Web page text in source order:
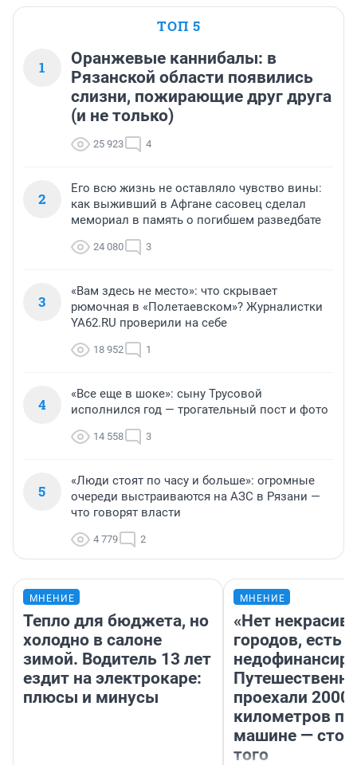
ТОП 5
1
Оранжевые каннибалы: в
Рязанской области появились
слизни, пожирающие друг друга
(и не только)
25 923 4
2
Его всю жизнь не оставляло чувство вины:
как выживший в Афгане сасовец сделал
мемориал в память о погибшем разведбате
24 080 3
3
«Вам здесь не место»: что скрывает
рюмочная в «Полетаевском»? Журналистки
YA62.RU проверили на себе
18 952 1
4
«Все еще в шоке»: сыну Трусовой
исполнился год — трогательный пост и фото
14 558 3
5
«Люди стоят по часу и больше»: огромные
очереди выстраиваются на АЗС в Рязани —
что говорят власти
4 779 2
МНЕНИЕ
Тепло для бюджета, но
холодно в салоне
зимой. Водитель 13 лет
ездит на электрокаре:
плюсы и минусы
МНЕНИЕ
«Нет
городов, есть
проехали 2000
километров по
машине —
того